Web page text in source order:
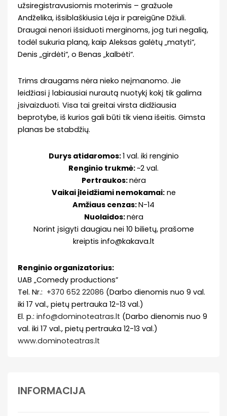
užsiregistravusiomis moterimis – gražuole
Andželika, išsiblaškiusia Lėja ir pareigūne Džiuli.
Draugai nenori išsiduoti merginoms, jog turi negalią,
todėl sukuria planą, kaip Aleksas galėtų „matyti“,
Denis „girdėti“, o Benas „kalbėti“.
Trims draugams nėra nieko neįmanomo. Jie
leidžiasi į labiausiai nurautą nuotykį kokį tik galima
įsivaizduoti. Visa tai greitai virsta didžiausia
beprotybe, iš kurios gali būti tik viena išeitis. Gimsta
planas be stabdžių.
Durys atidaromos:1 val. iki renginio
Renginio trukmė:~2 val.
Pertraukos:nėra
Vaikai įleidžiami nemokamai:ne
Amžiaus cenzas:N-14
Nuolaidos:nėra
Norint įsigyti daugiau nei 10 bilietų, prašome
kreiptis info@kakava.lt
Renginio organizatorius:
UAB „Comedy productions”
Tel. Nr.: +370 652 22086 (Darbo dienomis nuo 9 val.
iki 17 val., pietų pertrauka 12-13 val.)
El. p.: info@dominoteatras.lt (Darbo dienomis nuo 9
val. iki 17 val., pietų pertrauka 12-13 val.)
www.dominoteatras.lt
INFORMACIJA